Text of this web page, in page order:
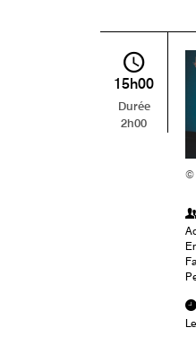
©
15h00
Durée
2h00